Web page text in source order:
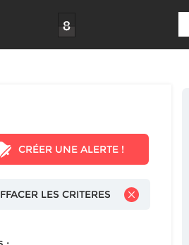
CRÉER UNE ALERTE !
LES CRITERES